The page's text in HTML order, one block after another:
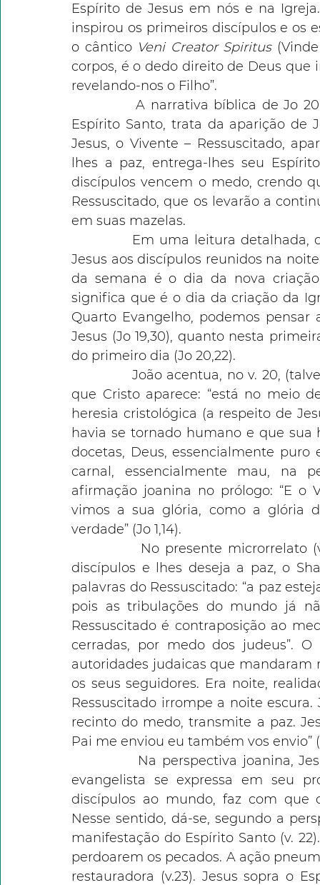
Espírito de Jesus em nós e na
inspirou os primeiros discípulos e os
o cântico Veni Creator Spiritus (Vinde
corpos, é o dedo direito de Deus que
revelando-nos o Filho”.
A narrativa bíblica de Jo 20,19-
Espírito Santo, trata da aparição de
Jesus, o Vivente – Ressuscitado,
lhes a paz, entrega-lhes seu
discípulos vencem o medo, crendo
Ressuscitado, que os levarão a
em suas mazelas.
Em uma leitura detalhada, os
Jesus aos discípulos reunidos na
da semana é o dia da nova
significa que é o dia da criação da
Quarto Evangelho, podemos
Jesus (Jo 19,30), quanto nesta
do primeiro dia (Jo 20,22).
João acentua, no v. 20, (talvez
que Cristo aparece: “está no meio
heresia cristológica (a respeito de
havia se tornado humano e que sua
docetas, Deus, essencialmente
carnal, essencialmente mau, na
afirmação joanina no prólogo: “E o
vimos a sua glória, como a glória
verdade” (Jo 1,14).
No presente microrrelato (vv.
discípulos e lhes deseja a paz, o
palavras do Ressuscitado: “a paz
pois as tribulações do mundo já
Ressuscitado é contraposição ao
cerradas, por medo dos judeus”.
autoridades judaicas que
os seus seguidores. Era noite,
Ressuscitado irrompe a noite
recinto do medo, transmite a paz.
Pai me enviou eu também vos envio”
Na perspectiva joanina, Jesus
evangelista se expressa em seu
discípulos ao mundo, faz com que
Nesse sentido, dá-se, segundo a
manifestação do Espírito Santo (v.
perdoarem os pecados. A ação
restauradora (v.23). Jesus sopra o